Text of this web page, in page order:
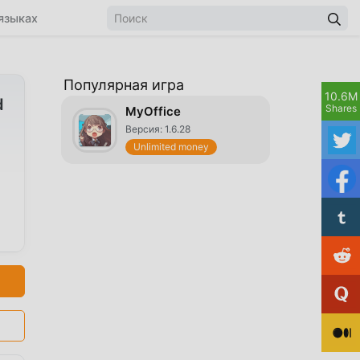
Популярная игра
MyOffice
Версия: 1.6.28
Unlimited money
10.6M
Shares